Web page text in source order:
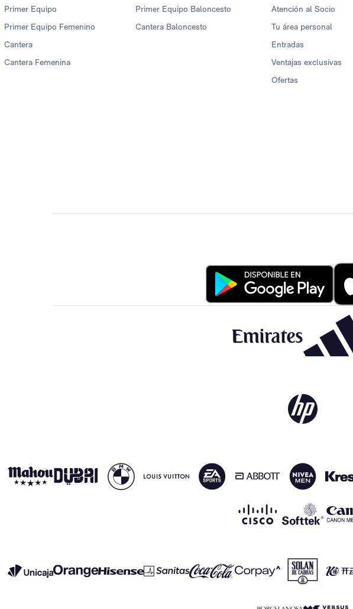
Primer Equipo
Primer Equipo Femenino
Cantera
Cantera Femenina
Primer Equipo Baloncesto
Cantera Baloncesto
Atención al Socio
Tu área personal
Entradas
Ventajas exclusivas
Ofertas